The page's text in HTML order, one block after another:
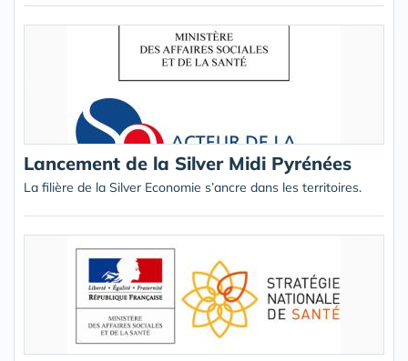
Lancement de la Silver Midi Pyrénées
La filière de la Silver Economie s’ancre dans les territoires.